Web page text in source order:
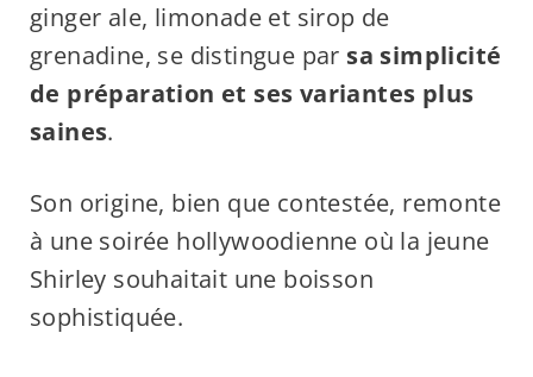
ginger ale, limonade et sirop de
grenadine, se distingue par sa simplicité
de préparation et ses variantes plus
saines.
Son origine, bien que contestée, remonte
à une soirée hollywoodienne où la jeune
Shirley souhaitait une boisson
sophistiquée.